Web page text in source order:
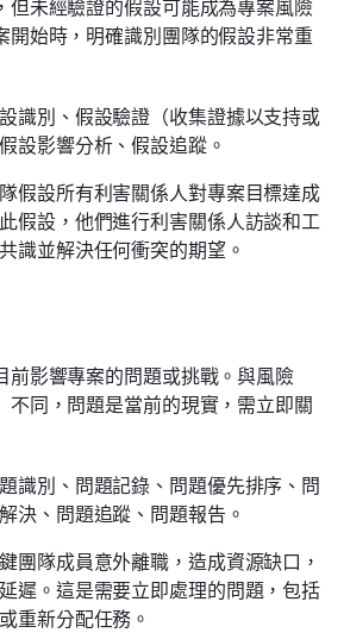
但未經驗證的假設可能成為專案風險
開始時，明確識別團隊的假設非常重
識別、假設驗證（收集證據以支持或
設影響分析、假設追蹤。
假設所有利害關係人對專案目標達成
假設，他們進行利害關係人訪談和工
識並解決任何衝突的期望。
前影響專案的問題或挑戰。與風險
不同，問題是當前的現實，需立即關
識別、問題記錄、問題優先排序、問
決、問題追蹤、問題報告。
團隊成員意外離職，造成資源缺口，
遲。這是需要立即處理的問題，包括
重新分配任務。